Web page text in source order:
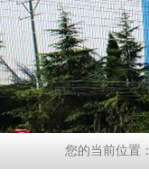
您的当前位置：